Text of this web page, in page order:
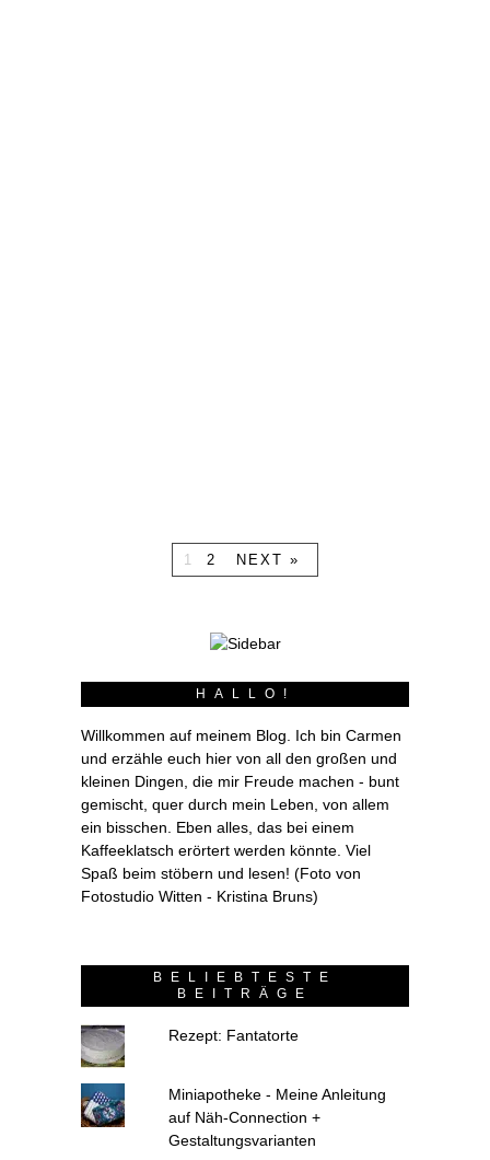
1 2 NEXT »
HALLO!
Willkommen auf meinem Blog. Ich bin Carmen
und erzähle euch hier von all den großen und
kleinen Dingen, die mir Freude machen - bunt
gemischt, quer durch mein Leben, von allem
ein bisschen. Eben alles, das bei einem
Kaffeeklatsch erörtert werden könnte. Viel
Spaß beim stöbern und lesen! (Foto von
Fotostudio Witten - Kristina Bruns)
BELIEBTESTE
BEITRÄGE
Rezept: Fantatorte
Miniapotheke - Meine Anleitung
auf Näh-Connection +
Gestaltungsvarianten